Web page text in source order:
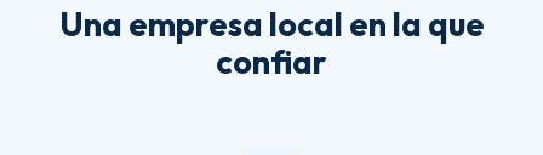
Una empresa local en la que
confiar